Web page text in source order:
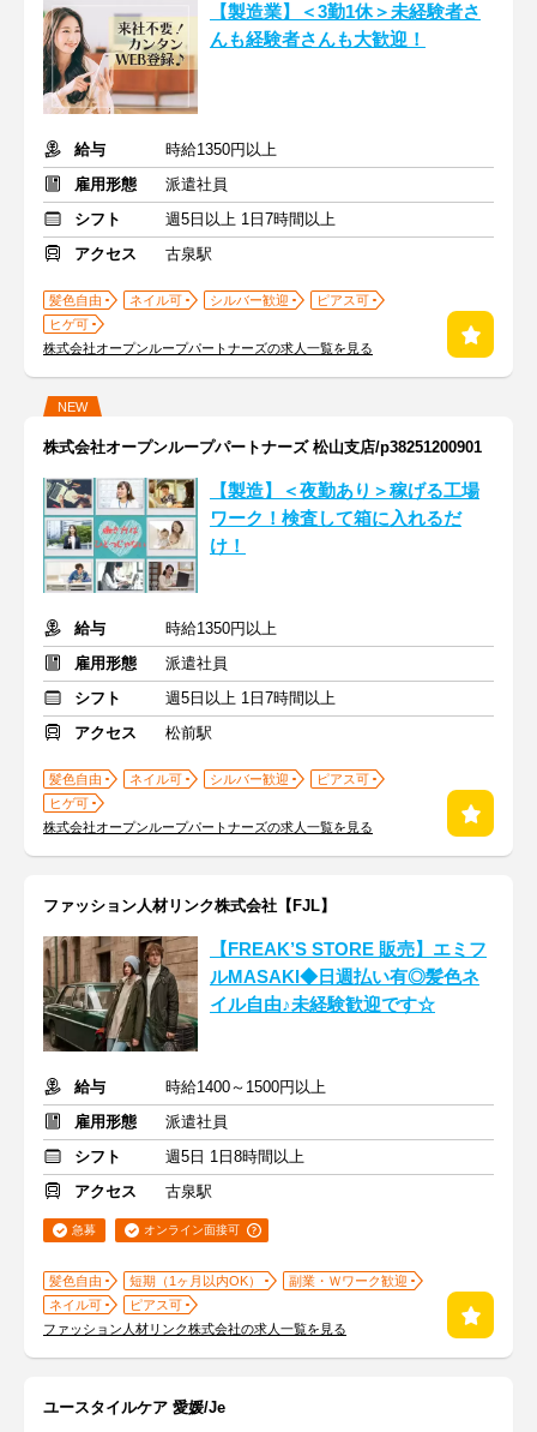
【製造業】＜3勤1休＞未経験者さ
んも経験者さんも大歓迎！
給与
時給1350円以上
雇用形態
派遣社員
シフト
週5日以上 1日7時間以上
アクセス
古泉駅
髪色自由 ネイル可 シルバー歓迎
ピアス可
ヒゲ可
株式会社オープンループパートナーズの求人一覧を見る
NEW
株式会社オープンループパートナーズ 松山支店/p38251200901
【製造】＜夜勤あり＞稼げる工場
ワーク！検査して箱に入れるだ
け！
給与
時給1350円以上
雇用形態
派遣社員
シフト
週5日以上 1日7時間以上
アクセス
松前駅
髪色自由 ネイル可 シルバー歓迎
ピアス可
ヒゲ可
株式会社オープンループパートナーズの求人一覧を見る
ファッション人材リンク株式会社【FJL】
【FREAK’S STORE 販売】エミフ
ルMASAKI◆日週払い有◎髪色ネ
イル自由♪未経験歓迎です☆
給与
時給1400～1500円以上
雇用形態
派遣社員
シフト
週5日 1日8時間以上
アクセス
古泉駅
急募 オンライン面接可
髪色自由 短期（1ヶ月以内OK）
副業・Ｗワーク歓迎
ネイル可
ピアス可
ファッション人材リンク株式会社の求人一覧を見る
ユースタイルケア 愛媛/Je